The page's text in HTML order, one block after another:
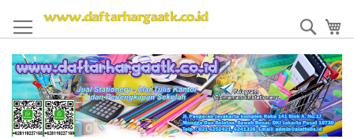
to
Content